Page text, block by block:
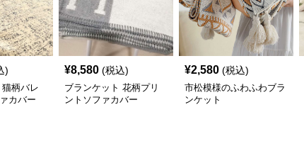
)
柄バレ
カバー
¥8,580 (税込)
ブランケット 花柄プリ
ントソファカバー
¥2,580 (税込)
市松模様のふわふわブラ
ンケット